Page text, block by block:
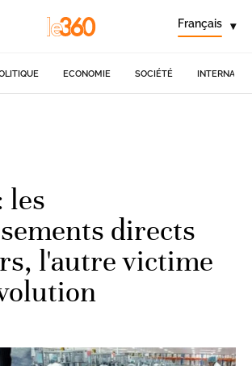
Français ▾
ECONOMIE SOCIÉTÉ
les
directs
l'autre victime